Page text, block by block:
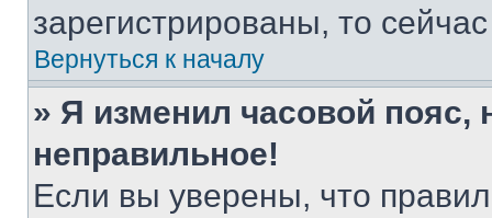
зарегистрированы, то
Вернуться к началу
» Я изменил часовой пояс,
неправильное!
Если вы уверены, что